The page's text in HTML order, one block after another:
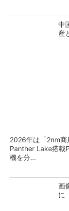
中
産
2026年は「2nm商
Panther Lake搭載
機を分...
画
に